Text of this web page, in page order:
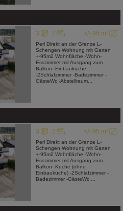
+/- 95 m²
3 2
Perl Direkt an der Grenze L-
Schengen Wohnung mit Garten
+-95m2 Wohnfläche -Wohn-
Esszimmer mit Ausgang zum
Balkon -Einbauküche
-2Schlafzimmer -Badezimmer -
GästeWc -Abstellraum...
+/- 95 m²
3 2
Perl Direkt an der Grenze L-
Schengen Wohnung mit Garten
+-95m2 Wohnfläche -Wohn-
Esszimmer mit Ausgang zum
Balkon -Küche (ohne
Einbauküche) -2Schlafzimmer -
Badezimmer -GästeWc ...